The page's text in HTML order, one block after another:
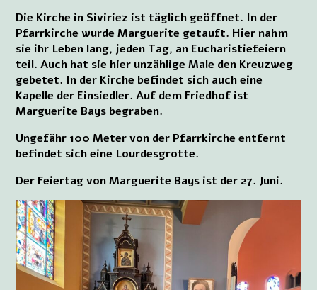
Die Kirche in Siviriez ist täglich geöffnet. In der
Pfarrkirche wurde Marguerite getauft. Hier nahm
sie ihr Leben lang, jeden Tag, an Eucharistiefeiern
teil. Auch hat sie hier unzählige Male den Kreuzweg
gebetet. In der Kirche befindet sich auch eine
Kapelle der Einsiedler. Auf dem Friedhof ist
Marguerite Bays begraben.
Ungefähr 100 Meter von der Pfarrkirche entfernt
befindet sich eine Lourdesgrotte.
Der Feiertag von Marguerite Bays ist der 27. Juni.